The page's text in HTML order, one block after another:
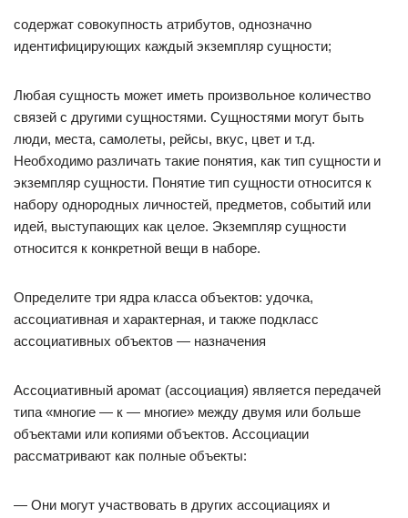
содержат совокупность атрибутов, однозначно
идентифицирующих каждый экземпляр сущности;
Любая сущность может иметь произвольное количество
связей с другими сущностями. Сущностями могут быть
люди, места, самолеты, рейсы, вкус, цвет и т.д.
Необходимо различать такие понятия, как тип сущности и
экземпляр сущности. Понятие тип сущности относится к
набору однородных личностей, предметов, событий или
идей, выступающих как целое. Экземпляр сущности
относится к конкретной вещи в наборе.
Определите три ядра класса объектов: удочка,
ассоциативная и характерная, и также подкласс
ассоциативных объектов — назначения
Ассоциативный аромат (ассоциация) является передачей
типа «многие — к — многие» между двумя или больше
объектами или копиями объектов. Ассоциации
рассматривают как полные объекты:
— Они могут участвовать в других ассоциациях и